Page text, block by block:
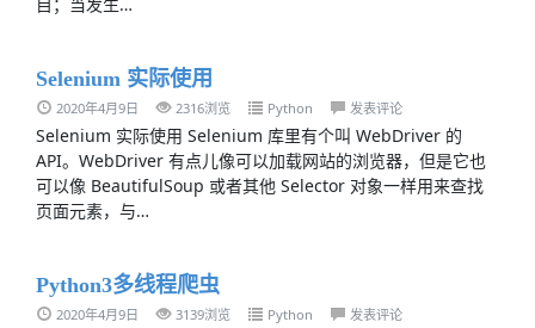
Selenium 实际使用
2020年4月9日 2316浏览 Python 发表评论
Selenium 实际使用 Selenium 库里有个叫 WebDriver 的
API。WebDriver 有点儿像可以加载网站的浏览器，但是它也
可以像 BeautifulSoup 或者其他 Selector 对象一样用来查找
页面元素，与…
Python3多线程爬虫
2020年4月9日 3139浏览 Python 发表评论